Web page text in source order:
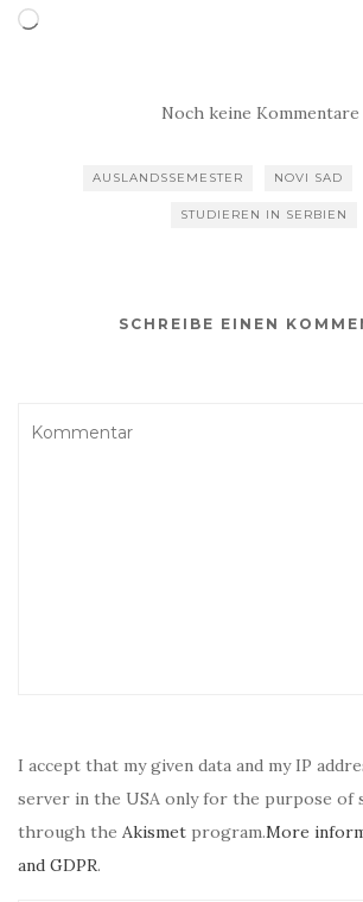
Wird
Noch keine Kommentare
AUSLANDSSEMESTER NOVI SAD
STUDIEREN IN SERBIEN
SCHREIBE EINEN
I accept that my given data and my IP
server in the USA only for the purpose of
through the Akismet program.More
and GDPR.